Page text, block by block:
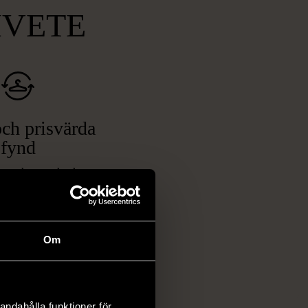
Om
prisvärda
fynd
ett brett utbud av
kläder och möbler
elektronik i våra
föremål som
vanliga butiker.